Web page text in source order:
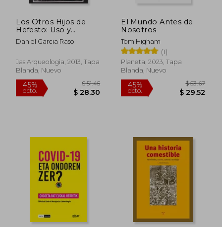
Los Otros Hijos de
Hefesto: Uso y
Fabricacion de
Herramientas en
Humanos (Spanish
Edition)
Daniel Garcia Raso
Jas Arqueologia, 2013, Tapa
Blanda, Nuevo
El Mundo Antes de
Nosotros
Tom Higham
(1)
Planeta, 2023, Tapa
Blanda, Nuevo